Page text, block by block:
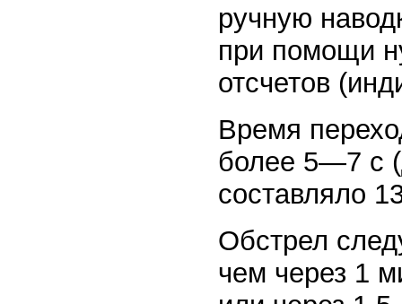
ручную
при помощи
отсчетов
Время
более 5—7 с
составляло
Обстрел
чем через 1